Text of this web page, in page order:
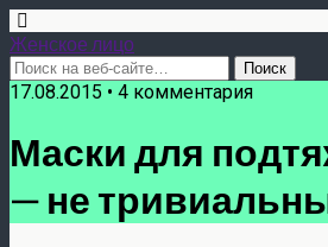
Женское лицо
17.08.2015 • 4 комментария
Маски для
— не